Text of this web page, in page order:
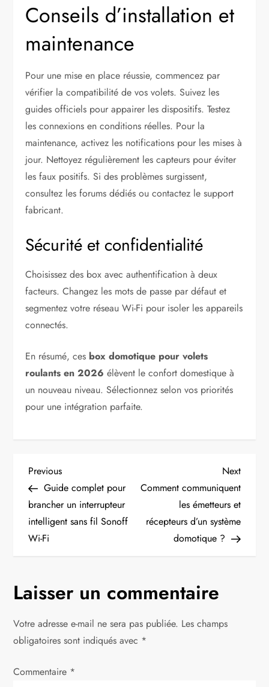
Conseils d’installation et
maintenance
Pour une mise en place réussie, commencez par
vérifier la compatibilité de vos volets. Suivez les
guides officiels pour appairer les dispositifs. Testez
les connexions en conditions réelles. Pour la
maintenance, activez les notifications pour les mises à
jour. Nettoyez régulièrement les capteurs pour éviter
les faux positifs. Si des problèmes surgissent,
consultez les forums dédiés ou contactez le support
fabricant.
Sécurité et confidentialité
Choisissez des box avec authentification à deux
facteurs. Changez les mots de passe par défaut et
segmentez votre réseau Wi-Fi pour isoler les appareils
connectés.
En résumé, ces box domotique pour volets
roulants en 2026 élèvent le confort domestique à
un nouveau niveau. Sélectionnez selon vos priorités
pour une intégration parfaite.
N
a
v
g
a
t
i
Previous
Post
Previous
Guide complet pour
brancher un interrupteur
intelligent sans fil Sonoff
Wi-Fi
Next
Post
Next
Comment communiquent
les émetteurs et
récepteurs d’un système
domotique ?
Laisser un commentaire
Votre adresse e-mail ne sera pas publiée. Les champs
obligatoires sont indiqués avec *
Commentaire *